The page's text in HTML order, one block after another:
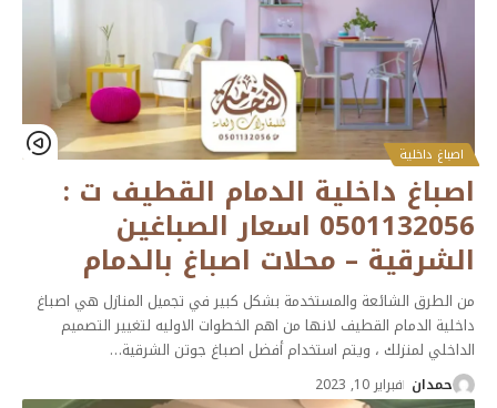
اصباغ داخلية
اصباغ داخلية الدمام القطيف ت :
0501132056 اسعار الصباغين
الشرقية – محلات اصباغ بالدمام
من الطرق الشائعة والمستخدمة بشكل كبير في تجميل المنازل هي اصباغ
داخلية الدمام القطيف لانها من اهم الخطوات الاوليه لتغيير التصميم
الداخلي لمنزلك ، ويتم استخدام أفضل اصباغ جوتن الشرقية…
حمدان فبراير 10, 2023